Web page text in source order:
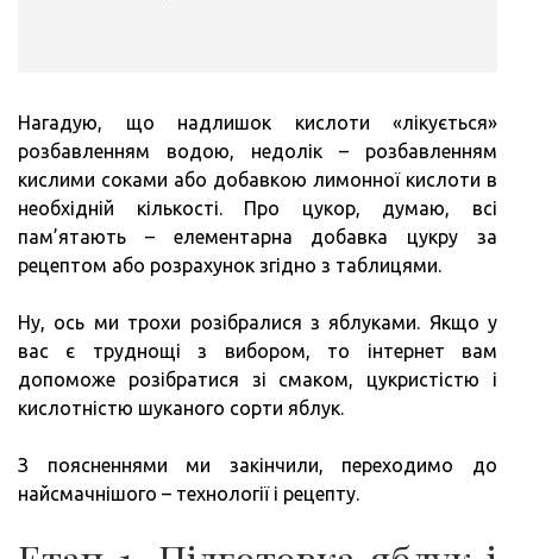
Нагадую, що надлишок кислоти «лікується»
розбавленням водою, недолік – розбавленням
кислими соками або добавкою лимонної кислоти в
необхідній кількості. Про цукор, думаю, всі
пам’ятають – елементарна добавка цукру за
рецептом або розрахунок згідно з таблицями.
Ну, ось ми трохи розібралися з яблуками. Якщо у
вас є труднощі з вибором, то інтернет вам
допоможе розібратися зі смаком, цукристістю і
кислотністю шуканого сорти яблук.
З поясненнями ми закінчили, переходимо до
найсмачнішого – технології і рецепту.